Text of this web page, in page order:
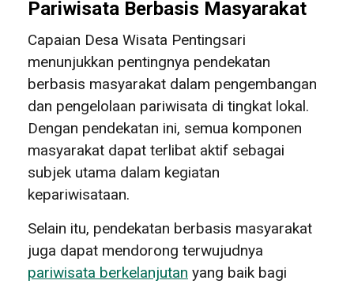
Pariwisata Berbasis Masyarakat
Capaian Desa Wisata Pentingsari
menunjukkan pentingnya pendekatan
berbasis masyarakat dalam pengembangan
dan pengelolaan pariwisata di tingkat lokal.
Dengan pendekatan ini, semua komponen
masyarakat dapat terlibat aktif sebagai
subjek utama dalam kegiatan
kepariwisataan.
Selain itu, pendekatan berbasis masyarakat
juga dapat mendorong terwujudnya
pariwisata berkelanjutan yang baik bagi